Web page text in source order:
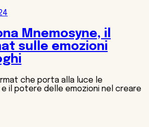
Mnemosyne, il
sulle emozioni
che porta alla luce le
il potere delle emozioni nel creare